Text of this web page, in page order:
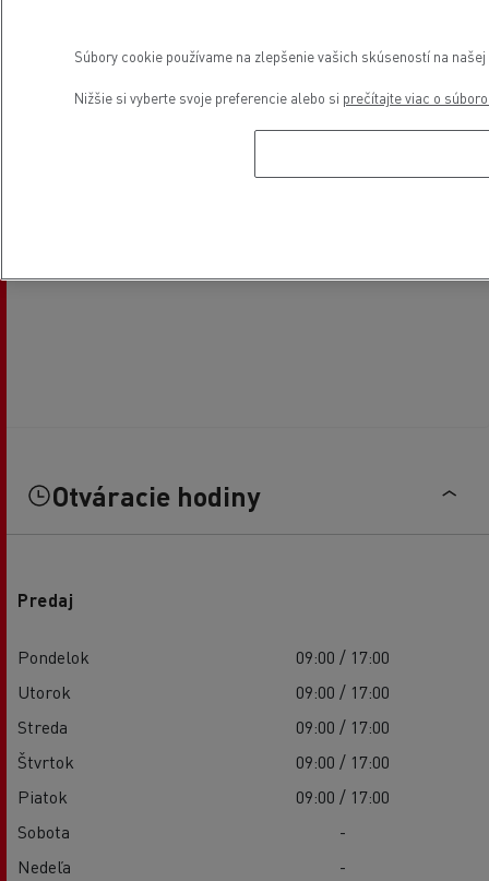
Otváracie hodiny
Predaj
Pondelok
09:00 / 17:00
Utorok
09:00 / 17:00
Streda
09:00 / 17:00
Štvrtok
09:00 / 17:00
Piatok
09:00 / 17:00
Sobota
-
Nedeľa
-
Súbory cookie používame na zlepšenie vašich skúseností na
Nižšie si vyberte svoje preferencie alebo si prečítajte viac o